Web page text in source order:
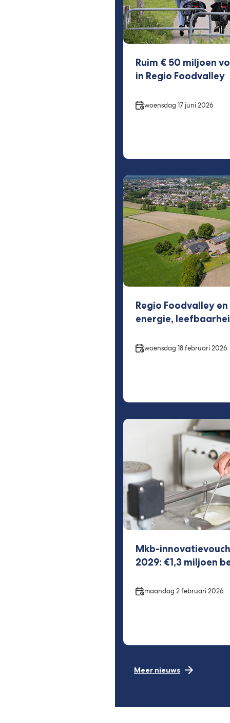
Ruim € 50 miljoen
in Regio Foodvalley
Datum
woensdag 17 juni 2026
Regio Foodvalley
energie,
Datum
woensdag 18 februari 2026
Mkb-
2029: €1,3 miljoen
Datum
maandag 2 februari 2026
Meer nieuws